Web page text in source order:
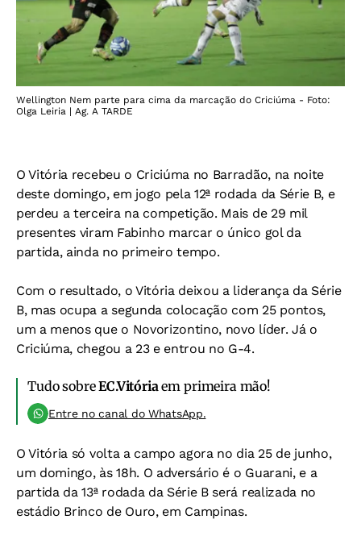
Wellington Nem parte para cima da marcação do Criciúma - Foto:
Olga Leiria | Ag. A TARDE
O Vitória recebeu o Criciúma no Barradão, na noite
deste domingo, em jogo pela 12ª rodada da Série B, e
perdeu a terceira na competição. Mais de 29 mil
presentes viram Fabinho marcar o único gol da
partida, ainda no primeiro tempo.
Com o resultado, o Vitória deixou a liderança da Série
B, mas ocupa a segunda colocação com 25 pontos,
um a menos que o Novorizontino, novo líder. Já o
Criciúma, chegou a 23 e entrou no G-4.
Tudo sobreEC.Vitória em primeira mão!
Entre no canal do WhatsApp.
O Vitória só volta a campo agora no dia 25 de junho,
um domingo, às 18h. O adversário é o Guarani, e a
partida da 13ª rodada da Série B será realizada no
estádio Brinco de Ouro, em Campinas.